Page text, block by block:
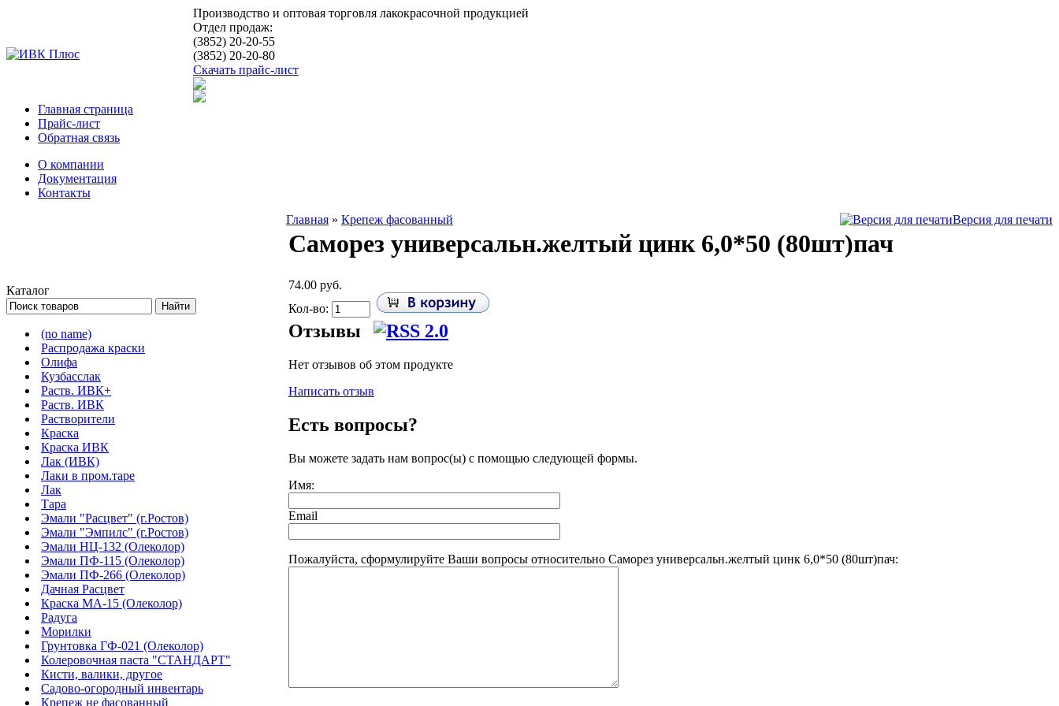
Производство и оптовая торговля лакокрасочной продукцией
Отдел продаж:
(3852) 20-20-55
(3852) 20-20-80
Скачать прайс-лист
Главная страница
Прайс-лист
Обратная связь
О компании
Документация
Контакты
Каталог
(no name)
Распродажа краски
Олифа
Кузбасслак
Раств. ИВК+
Раств. ИВК
Растворители
Краска
Краска ИВК
Лак (ИВК)
Лаки в пром.таре
Лак
Тара
Эмали "Расцвет" (г.Ростов)
Эмали "Эмпилс" (г.Ростов)
Эмали НЦ-132 (Олеколор)
Эмали ПФ-115 (Олеколор)
Эмали ПФ-266 (Олеколор)
Дачная Расцвет
Краска МА-15 (Олеколор)
Радуга
Морилки
Грунтовка ГФ-021 (Олеколор)
Колеровочная паста "СТАНДАРТ"
Кисти, валики, другое
Садово-огородный инвентарь
Крепеж не фасованный
Главная » Крепеж фасованный Версия для печати
Саморез универсальн.желтый цинк 6,0*50 (80шт)пач
74.00 руб.
Кол-во:
Отзывы
Нет отзывов об этом продукте
Написать отзыв
Есть вопросы?
Вы можете задать нам вопрос(ы) с помощью следующей формы.
Имя:
Email
Пожалуйста, сформулируйте Ваши вопросы относительно Саморез универсальн.желтый цинк 6,0*50 (80шт)пач: